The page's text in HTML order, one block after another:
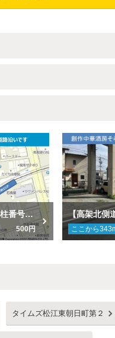
【高架南側道路沿い】柱番号212-227番駐車場
500円 ここから343
タイムズ松江東朝日町第２